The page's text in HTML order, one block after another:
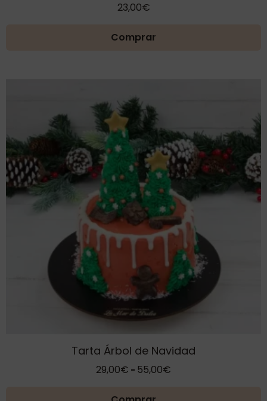
23,00€
Comprar
Tarta Árbol de Navidad
29,00€ - 55,00€
variantes.
Las
opciones
se
pueden